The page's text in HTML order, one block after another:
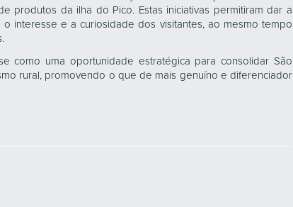
produtos da ilha do Pico. Estas iniciativas permitiram dar a
interesse e a curiosidade dos visitantes, ao mesmo tempo
como uma oportunidade estratégica para consolidar São
rural, promovendo o que de mais genuíno e diferenciador